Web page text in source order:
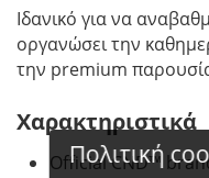
Ιδανικό για να
οργανώσει την
την premium
Χαρακτηριστικά
Official CND™
Πολιτική